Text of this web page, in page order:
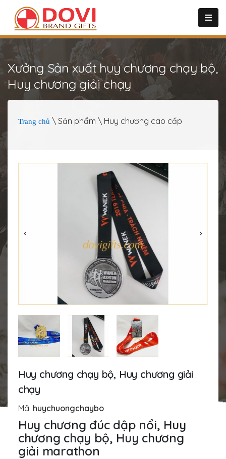
Xưởng Sản xuất huy chương chạy bộ,
Huy chương giải chạy
Trang chủ \ Sản phẩm \ Huy chương cao cấp
Huy chương chạy bộ, Huy chương giải
chạy
Mã: huychuongchaybo
Huy chương đúc dập nổi, Huy
chương chạy bộ, Huy chương
giải marathon